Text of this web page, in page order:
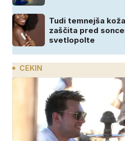
Tudi temnejša
zaščita pred
svetlopolte
CEKIN